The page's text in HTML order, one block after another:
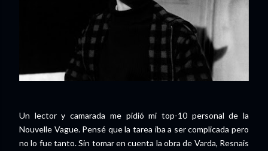
Un lector y camarada me pidió mi top-10 personal de la
Nouvelle Vague. Pensé que la tarea iba a ser complicada pero
no lo fue tanto. Sin tomar en cuenta la obra de Varda, Resnais